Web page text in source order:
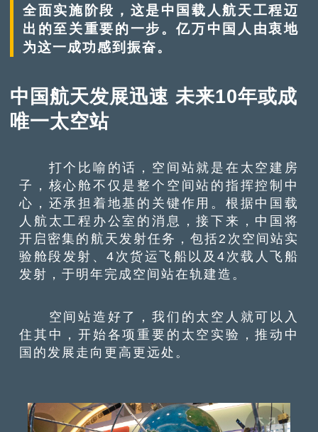
全面实施阶段，这是中国载人航天工程迈
出的至关重要的一步。亿万中国人由衷地
为这一成功感到振奋。
中国航天发展迅速 未来10年或成
唯一太空站
打个比喻的话，空间站就是在太空建房
子，核心舱不仅是整个空间站的指挥控制中
心，还承担着地基的关键作用。根据中国载
人航太工程办公室的消息，接下来，中国将
开启密集的航天发射任务，包括2次空间站实
验舱段发射、4次货运飞船以及4次载人飞船
发射，于明年完成空间站在轨建造。
空间站造好了，我们的太空人就可以入
住其中，开始各项重要的太空实验，推动中
国的发展走向更高更远处。